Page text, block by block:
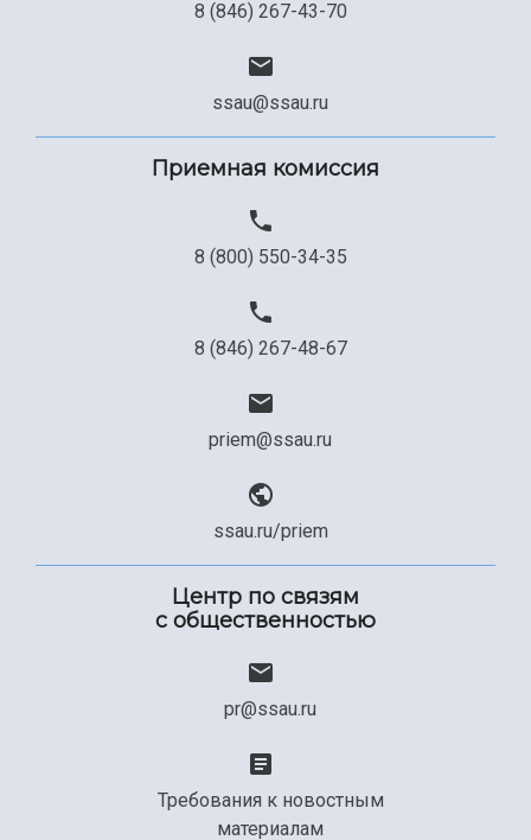
8 (846) 267-43-70
ssau@ssau.ru
Приемная комиссия
8 (800) 550-34-35
8 (846) 267-48-67
priem@ssau.ru
ssau.ru/priem
Центр по связям
с общественностью
pr@ssau.ru
Требования к новостным
материалам